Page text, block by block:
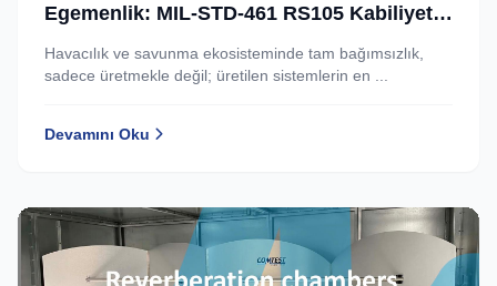
Egemenlik: MIL-STD-461 RS105 Kabiliyeti
Artık Türkiye’de.
Havacılık ve savunma ekosisteminde tam bağımsızlık,
sadece üretmekle değil; üretilen sistemlerin en ...
Devamını Oku